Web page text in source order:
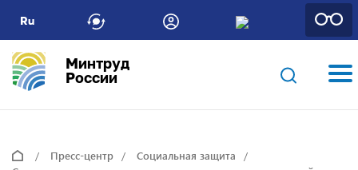
Ru
Минтруд
России
Пресс-центр
Социальная защита